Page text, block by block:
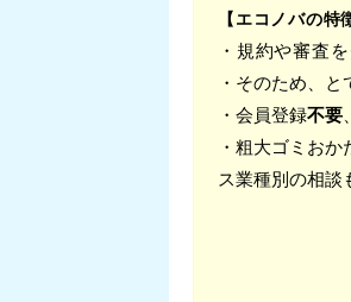
【エコノバの特
・規約や審査
・そのため、と
・会員登録不要
・粗大ゴミお
ス業種別の相談